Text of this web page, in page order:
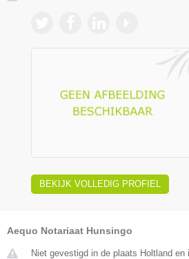
BEKIJK VOLLEDIG PROFIEL
Aequo Notariaat Hunsingo
Niet gevestigd in de plaats Holtland en